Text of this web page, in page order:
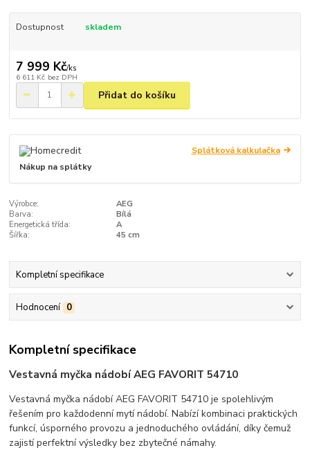
Dostupnost skladem
7 999 Kč/ks
6 611 Kč bez DPH
Přidat do košíku
Splátková kalkulačka
Nákup na splátky
Výrobce:
AEG
Barva:
Bílá
Energetická třída:
A
Šířka:
45 cm
Kompletní specifikace
Hodnocení 0
Kompletní specifikace
Vestavná myčka nádobí AEG FAVORIT 54710
Vestavná myčka nádobíAEG FAVORIT 54710 je spolehlivým
řešením pro každodenní mytí nádobí. Nabízí kombinaci praktických
funkcí, úsporného provozu a jednoduchého ovládání, díky čemuž
zajistí perfektní výsledky bez zbytečné námahy.